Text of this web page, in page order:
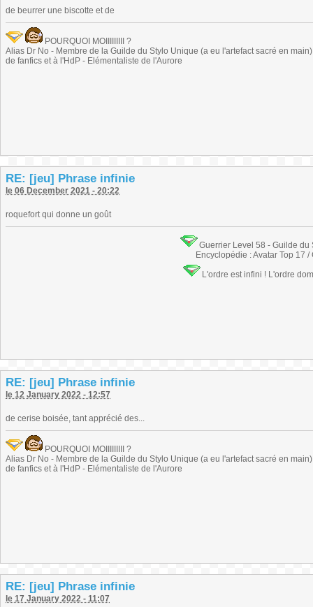
de beurrer une biscotte et de
POURQUOI MOIIIIIIIII ?
Alias Dr No - Membre de la Guilde du Stylo Unique (a eu l'artefact sacré en
de fanfics et à l'HdP - Elémentaliste de l'Aurore
RE: [jeu] Phrase infinie
le 06 December 2021 - 20:22
roquefort qui donne un goût
Guerrier Level 58 - Guilde
Encyclopédie : Avatar Top 17 /
L'ordre est infini ! L'ordre
RE: [jeu] Phrase infinie
le 12 January 2022 - 12:57
de cerise boisée, tant apprécié des...
POURQUOI MOIIIIIIIII ?
Alias Dr No - Membre de la Guilde du Stylo Unique (a eu l'artefact sacré en
de fanfics et à l'HdP - Elémentaliste de l'Aurore
RE: [jeu] Phrase infinie
le 17 January 2022 - 11:07